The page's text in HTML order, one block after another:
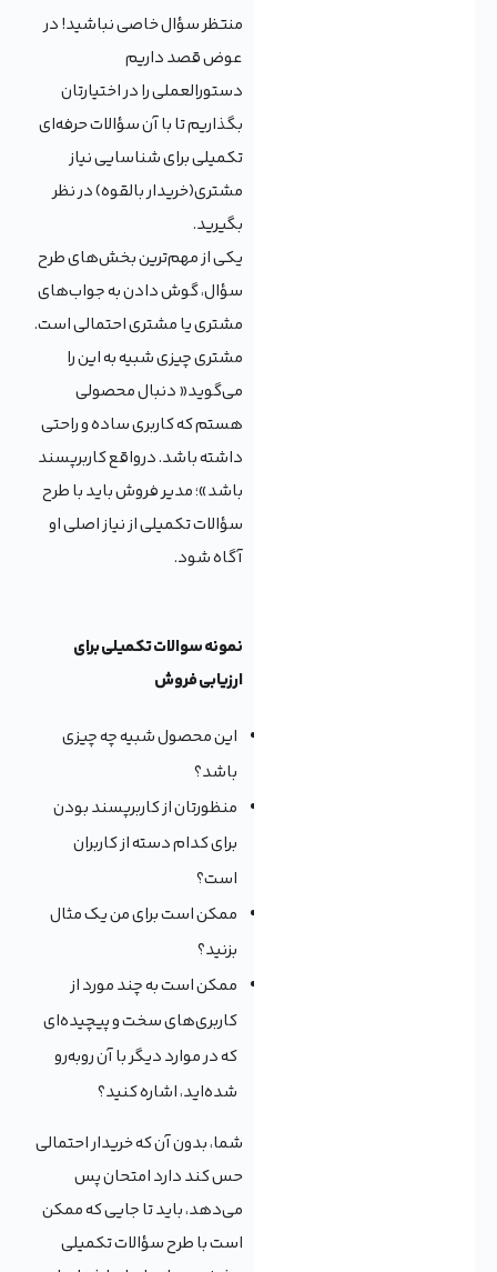
منتظر سؤال خاصی نباشید! در
عوض قصد داریم
دستورالعملی را در اختیارتان
بگذاریم تا با آن سؤالات حرفه‌ای
تکمیلی برای شناسایی نیاز
مشتری(خریدار بالقوه) در نظر
بگیرید.
یکی از مهم‌ترین بخش‌های طرح
سؤال، گوش دادن به جواب‌های
مشتری یا مشتری احتمالی است.
مشتری چیزی شبیه به این را
می‌گوید« دنبال محصولی
هستم که کاربری ساده و راحتی
داشته باشد. درواقع کاربرپسند
باشد»؛ مدیر فروش باید با طرح
سؤالات تکمیلی از نیاز اصلی او
آگاه شود.
نمونه سوالات تکمیلی برای
ارزیابی فروش
این محصول شبیه چه چیزی
باشد؟
منظورتان از کاربرپسند بودن
برای کدام دسته از کاربران
است؟
ممکن است برای من یک مثال
بزنید؟
ممکن است به چند مورد از
کاربری‌های سخت و پیچیده‌ای
که در موارد دیگر با آن روبه‌رو
شده‌اید، اشاره ‌کنید؟
شما، بدون ‌آن که خریدار احتمالی
حس کند دارد امتحان پس
می‌دهد، باید تا جایی که ممکن
است با طرح سؤالات تکمیلی